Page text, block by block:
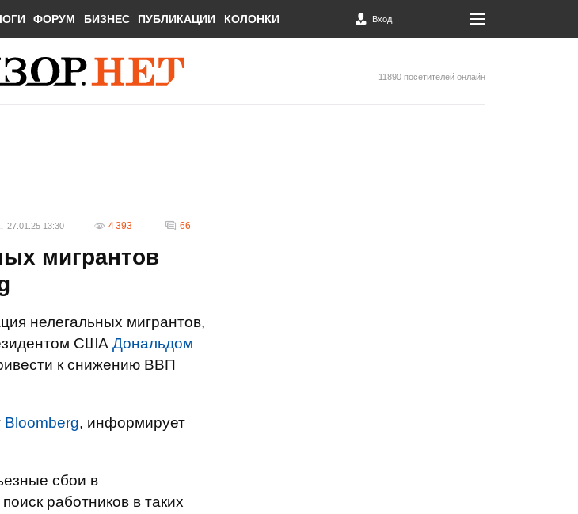
ФОРУМ БИЗНЕС ПУБЛИКАЦИИ КОЛОНКИ Вход
11890 посетителей онлайн
27.01.25 13:30 4 393 66
мигрантов
нелегальных мигрантов,
США Дональдом
к снижению ВВП
Bloomberg, информирует
сбои в
работников в таких